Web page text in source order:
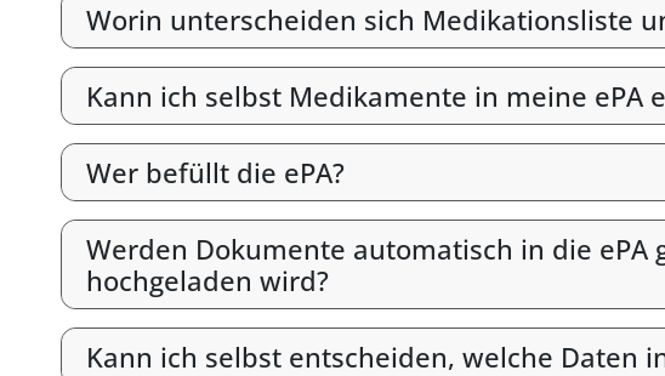
Worin unterscheiden sich Medikationsliste
Kann ich selbst Medikamente in meine ePA
Wer befüllt die ePA?
Werden Dokumente automatisch in die
hochgeladen wird?
Kann ich selbst entscheiden, welche Daten